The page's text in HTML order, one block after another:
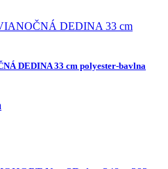
DEDINA 33 cm polyester-bavlna